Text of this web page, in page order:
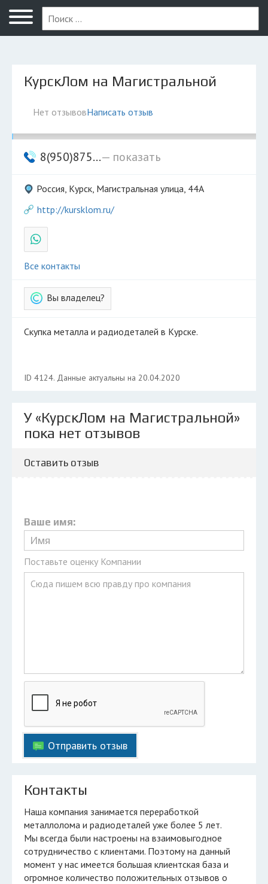
Курск
КурскЛом на Магистральной
Нет отзывовНаписать отзыв
8(950)875...— показать
Россия, Курск, Магистральная улица, 44А
http://kursklom.ru/
Все контакты
Вы владелец?
Скупка металла и радиодеталей в Курске.
ID 4124. Данные актуальны на 20.04.2020
У «КурскЛом на Магистральной»
пока нет отзывов
Оставить отзыв
Ваше имя:
Поставьте оценку Компании
Отправить отзыв
Контакты
Наша компания занимается переработкой
металлолома и радиодеталей уже более 5 лет.
Мы всегда были настроены на взаимовыгодное
сотрудничество с клиентами. Поэтому на данный
момент у нас имеется большая клиентская база и
огромное количество положительных отзывов о